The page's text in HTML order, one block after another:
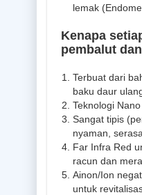
lemak
Kenapa
pembalut
Terbuat dari
baku daur
Teknologi Nano
Sangat tipis
nyaman,
Far Infra Red
racun dan
Ainon/Ion
untuk